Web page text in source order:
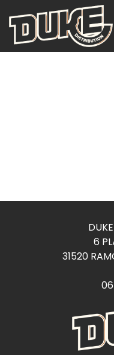
Se rendre au contenu
6
31520